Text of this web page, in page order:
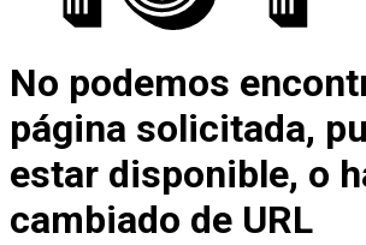
No podemos
página solicitada,
estar disponible, o
cambiado de URL